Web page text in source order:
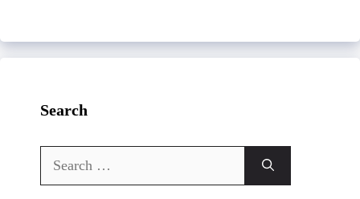
Search
Search
for: